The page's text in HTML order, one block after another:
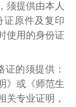
须提供由本人
证原件及复印
使用的身份证
的须提供：
》或《师范生
关专业证明，